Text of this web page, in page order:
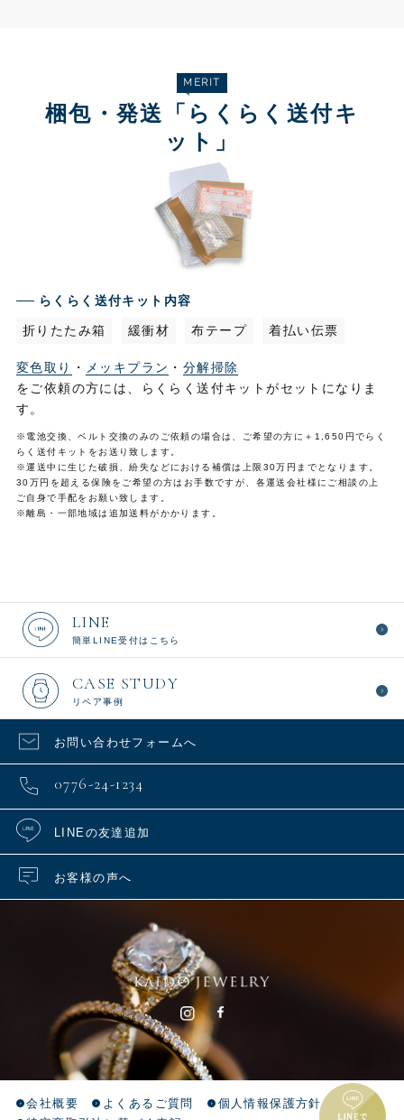
MERIT
梱包・発送「らくらく送付キ
ット」
らくらく送付キット内容
折りたたみ箱 緩衝材 布テープ 着払い伝票
変色取り ・ メッキプラン ・ 分解掃除
をご依頼の方には、らくらく送付キットがセットになりま
す。
※電池交換、ベルト交換のみのご依頼の場合は、ご希望の方に＋1,650円でらく
らく送付キットをお送り致します。
※運送中に生じた破損、紛失などにおける補償は上限30万円までとなります。
30万円を超える保険をご希望の方はお手数ですが、各運送会社様にご相談の上
ご自身で手配をお願い致します。
※離島・一部地域は追加送料がかかります。
LINE
簡単LINE受付はこちら
CASE STUDY
リペア事例
お問い合わせフォームへ
0776-24-1234
LINEの友達追加
お客様の声へ
会社概要 よくあるご質問
個人情報保護方針